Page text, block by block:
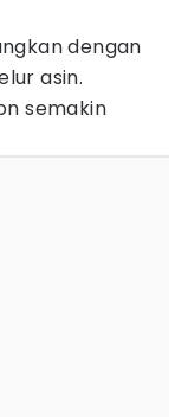
dengan
asin.
semakin